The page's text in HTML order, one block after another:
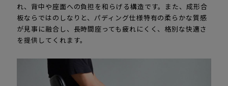
れ、背中や座面への負担を和らげる構造です。また、成形合
板ならではのしなりと、パディング仕様特有の柔らかな質感
が見事に融合し、長時間座っても疲れにくく、格別な快適さ
を提供してくれます。